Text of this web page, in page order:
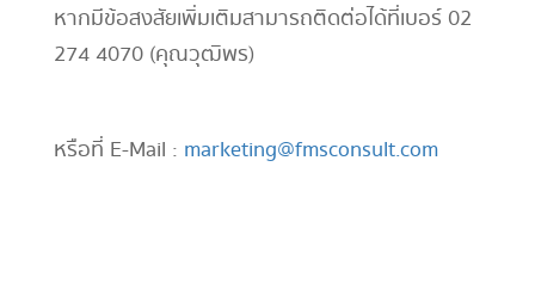
หากมีข้อสงสัยเพิ่มเติมสามารถติดต่อได้ที่เบอร์ 02
274 4070 (คุณวุฒิพร)
หรือที่ E-Mail : marketing@fmsconsult.com